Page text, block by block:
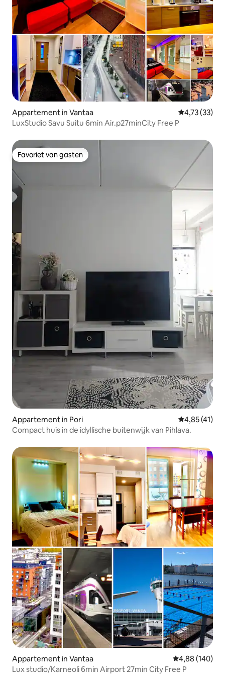
Appartement in Vantaa Gemiddelde
4,73 (33)
LuxStudio Savu Suitu 6min Air.p27minCity Free P
Favoriet van gasten
Favoriet van gasten
Appartement in Pori Gemiddelde
4,85 (41)
Compact huis in de idyllische buitenwijk van Pihlava.
Appartement in Vantaa Gemiddelde
4,88 (140)
Lux studio/Karneoli 6min Airport 27min City Free P